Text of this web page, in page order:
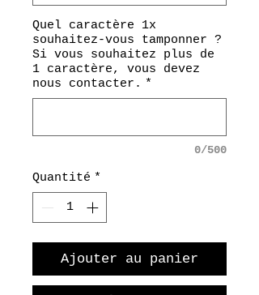
Quel caractère 1x
souhaitez-vous tamponner ?
Si vous souhaitez plus de
1 caractère, vous devez
nous contacter. *
0/500
Quantité *
Ajouter au panier